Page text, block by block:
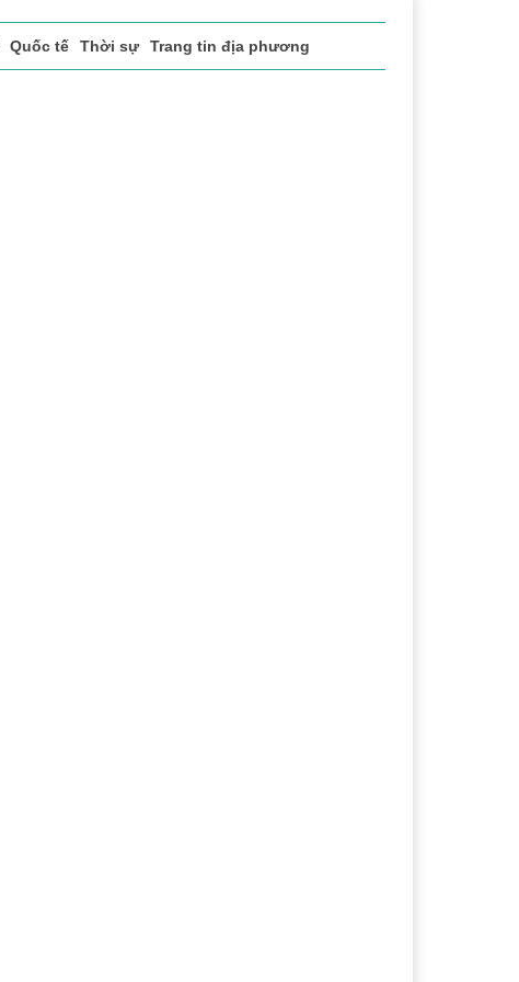
Quốc tế Thời sự Trang tin địa phương